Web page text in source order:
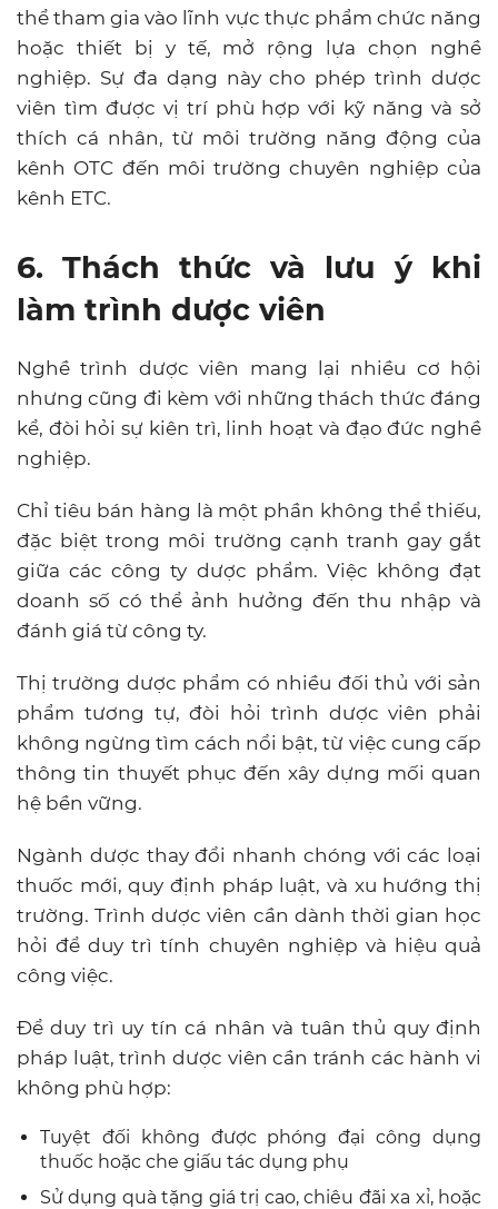
thể tham gia vào lĩnh vực thực phẩm chức năng
hoặc thiết bị y tế, mở rộng lựa chọn nghề
nghiệp. Sự đa dạng này cho phép trình dược
viên tìm được vị trí phù hợp với kỹ năng và sở
thích cá nhân, từ môi trường năng động của
kênh OTC đến môi trường chuyên nghiệp của
kênh ETC.
6. Thách thức và lưu ý khi
làm trình dược viên
Nghề trình dược viên mang lại nhiều cơ hội
nhưng cũng đi kèm với những thách thức đáng
kể, đòi hỏi sự kiên trì, linh hoạt và đạo đức nghề
nghiệp.
Chỉ tiêu bán hàng là một phần không thể thiếu,
đặc biệt trong môi trường cạnh tranh gay gắt
giữa các công ty dược phẩm. Việc không đạt
doanh số có thể ảnh hưởng đến thu nhập và
đánh giá từ công ty.
Thị trường dược phẩm có nhiều đối thủ với sản
phẩm tương tự, đòi hỏi trình dược viên phải
không ngừng tìm cách nổi bật, từ việc cung cấp
thông tin thuyết phục đến xây dựng mối quan
hệ bền vững.
Ngành dược thay đổi nhanh chóng với các loại
thuốc mới, quy định pháp luật, và xu hướng thị
trường. Trình dược viên cần dành thời gian học
hỏi để duy trì tính chuyên nghiệp và hiệu quả
công việc.
Để duy trì uy tín cá nhân và tuân thủ quy định
pháp luật, trình dược viên cần tránh các hành vi
không phù hợp:
Tuyệt đối không được phóng đại công dụng
thuốc hoặc che giấu tác dụng phụ
Sử dụng quà tặng giá trị cao, chiêu đãi xa xỉ, hoặc